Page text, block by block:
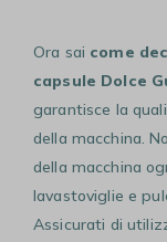
Ora sai come
capsule Dolce
garantisce la
della macchina.
della macchina
lavastoviglie e
Assicurati di